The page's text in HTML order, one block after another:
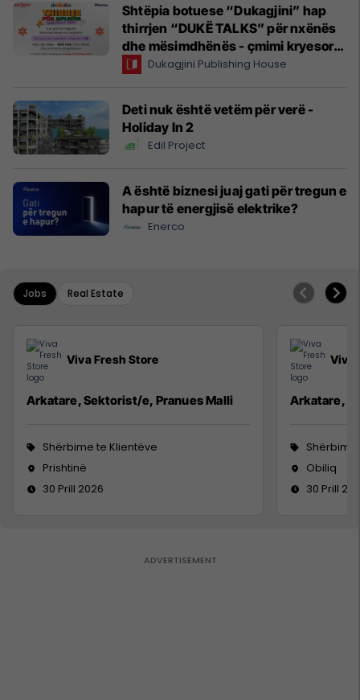
Shtëpia botuese “Dukagjini” hap
thirrjen “DUKË TALKS” për nxënës
dhe mësimdhënës - çmimi kryesor,
udhëtim në Angli
Dukagjini Publishing House
Deti nuk është vetëm për verë -
Holiday In 2
Edil Project
A është biznesi juaj gati për tregun e
hapur të energjisë elektrike?
Enerco
Jobs Real Estate
Viva Fresh Store
Arkatare, Sektorist/e, Pranues Malli
Shërbime te Klientëve
Prishtinë
30 Prill 2026
Viva
Arkatare,
Obiliq
30 Prill